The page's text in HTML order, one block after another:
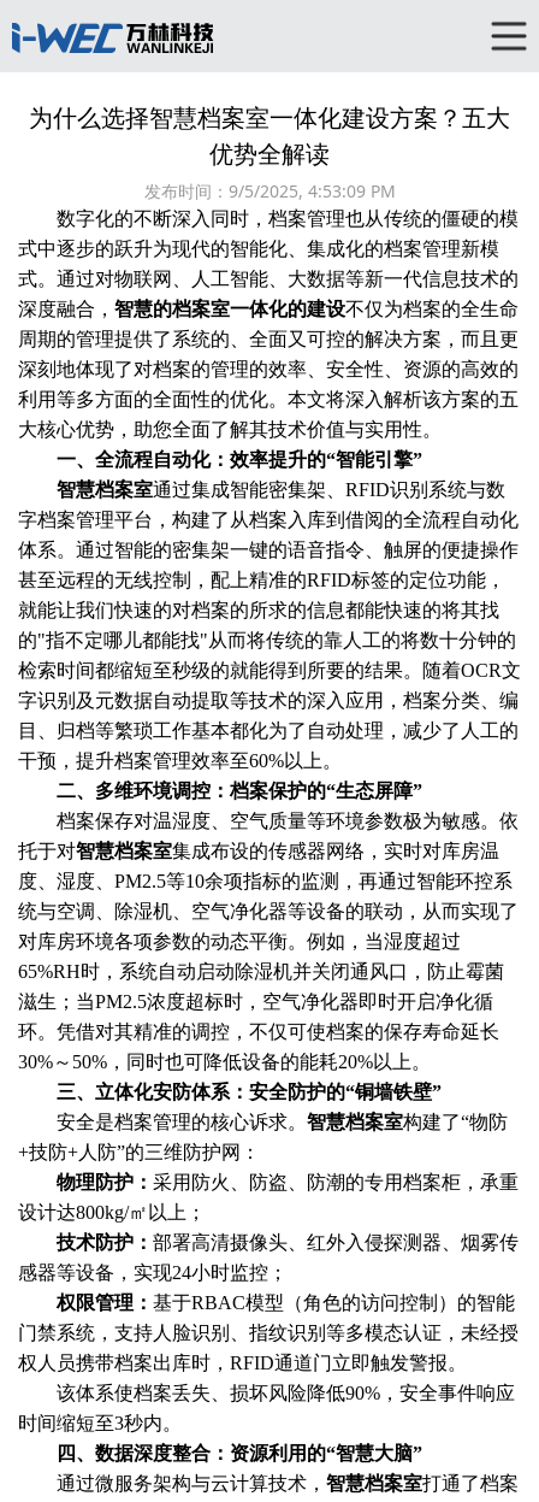
为什么选择智慧档案室一体化建设方案？五大
优势全解读
发布时间： 9/5/2025, 4:53:09 PM
数字化的不断深入同时，档案管理也从传统的僵硬的模
式中逐步的跃升为现代的智能化、集成化的档案管理新模
式。通过对物联网、人工智能、大数据等新一代信息技术的
深度融合， 智慧的档案室一体化的建设不仅为档案的全生命
周期的管理提供了系统的、全面又可控的解决方案，而且更
深刻地体现了对档案的管理的效率、安全性、资源的高效的
利用等多方面的全面性的优化。本文将深入解析该方案的五
大核心优势，助您全面了解其技术价值与实用性。
一、 全流程自动化：效率提升的“智能引擎”
智慧档案室通过集成智能密集架、RFID识别系统与数
字档案管理平台，构建了从档案入库到借阅的全流程自动化
体系。通过智能的密集架一键的语音指令、触屏的便捷操作
甚至远程的无线控制，配上精准的RFID标签的定位功能，
就能让我们快速的对档案的所求的信息都能快速的将其找
的"指不定哪儿都能找"从而将传统的靠人工的将数十分钟的
检索时间都缩短至秒级的就能得到所要的结果。随着OCR文
字识别及元数据自动提取等技术的深入应用，档案分类、编
目、归档等繁琐工作基本都化为了自动处理，减少了人工的
干预，提升档案管理效率至60%以上。
二、 多维环境调控：档案保护的“生态屏障”
档案保存对温湿度、空气质量等环境参数极为敏感。依
托于对智慧档案室集成布设的传感器网络，实时对库房温
度、湿度、PM2.5等10余项指标的监测，再通过智能环控系
统与空调、除湿机、空气净化器等设备的联动，从而实现了
对库房环境各项参数的动态平衡。例如，当湿度超过
65%RH时，系统自动启动除湿机并关闭通风口，防止霉菌
滋生；当PM2.5浓度超标时，空气净化器即时开启净化循
环。凭借对其精准的调控，不仅可使档案的保存寿命延长
30%～50%，同时也可降低设备的能耗20%以上。
三、 立体化安防体系：安全防护的“铜墙铁壁”
安全是档案管理的核心诉求。 智慧档案室构建了“物防
+技防+人防”的三维防护网：
物理防护： 采用防火、防盗、防潮的专用档案柜，承重
设计达800kg/㎡以上；
技术防护： 部署高清摄像头、红外入侵探测器、烟雾传
感器等设备，实现24小时监控；
权限管理： 基于RBAC模型（角色的访问控制）的智能
门禁系统，支持人脸识别、指纹识别等多模态认证，未经授
权人员携带档案出库时，RFID通道门立即触发警报。
该体系使档案丢失、损坏风险降低90%，安全事件响应
时间缩短至3秒内。
四、 数据深度整合：资源利用的“智慧大脑”
通过微服务架构与云计算技术， 智慧档案室打通了档案